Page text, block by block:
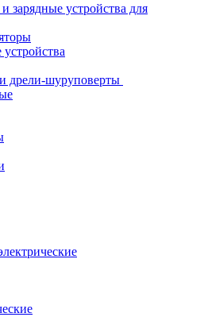
зарядные устройства для
дрели-шуруповерты